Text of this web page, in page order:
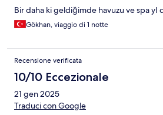
Bir daha ki geldiğimde havuzu ve spa yI
Gökhan, viaggio di 1 notte
Recensione verificata
10/10 Eccezionale
21 gen 2025
Traduci con Google